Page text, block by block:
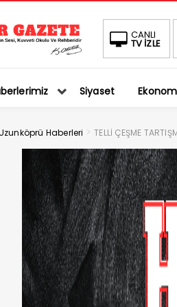
CANLI
TV İZLE
Siyaset
Haberleri >TELLİ ÇEŞME